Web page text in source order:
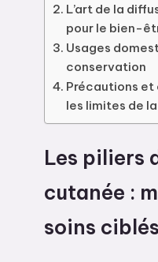
L’art de la
pour le bien-
Usages
conservation
Précautions
les limites de
Les piliers
cutanée :
soins ciblés